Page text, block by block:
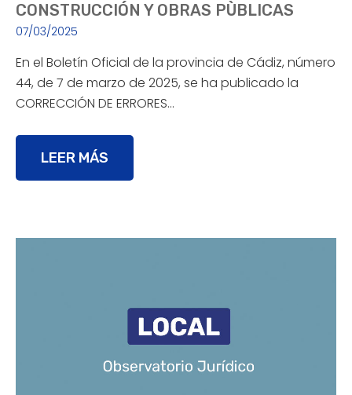
CONSTRUCCIÓN Y OBRAS PÙBLICAS
07/03/2025
En el Boletín Oficial de la provincia de Cádiz, número
44, de 7 de marzo de 2025, se ha publicado la
CORRECCIÓN DE ERRORES…
LEER MÁS